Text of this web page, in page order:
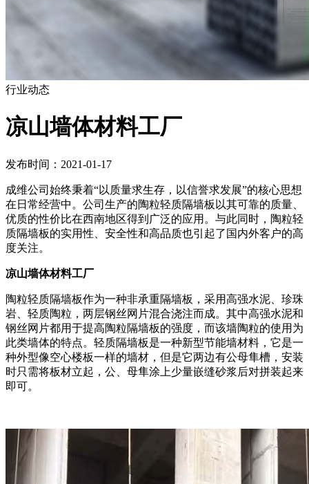
行业动态
凉山墙体材料工厂
发布时间：2021-01-17
成维公司始终秉着“以质量求生存，以信誉求发展”的核心思想
在日常经营中。公司生产的陶粒轻质隔墙板以其可靠的质量、
优质的性价比在西南地区得到广泛的应用。与此同时，陶粒轻
质隔墙板的实用性、安全性和高品质也引起了国内外客户的高
度关注。
凉山墙体材料工厂
陶粒轻质隔墙板作为一种非承重隔墙板，采用高强水泥、珍珠
岩、轻质陶粒，两层钢丝网片混合浇注而成。其中高强水泥和
钢丝网片都用于提高陶粒隔墙板的强度，而该墙陶粒的使用为
此类墙体的特点。轻质隔墙板是一种新型节能墙材料，它是一
种外型像空心楼板一样的墙材，但是它两边有公母隼槽，安装
时只需将板材立起，公、母隼涂上少量嵌缝砂浆后对拼装起来
即可。